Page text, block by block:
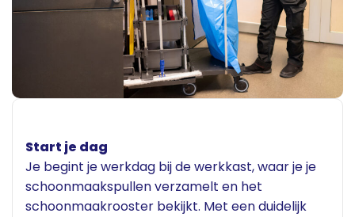
Start je dag
Je begint je werkdag bij de werkkast, waar je je
schoonmaakspullen verzamelt en het
schoonmaakrooster bekijkt. Met een duidelijk